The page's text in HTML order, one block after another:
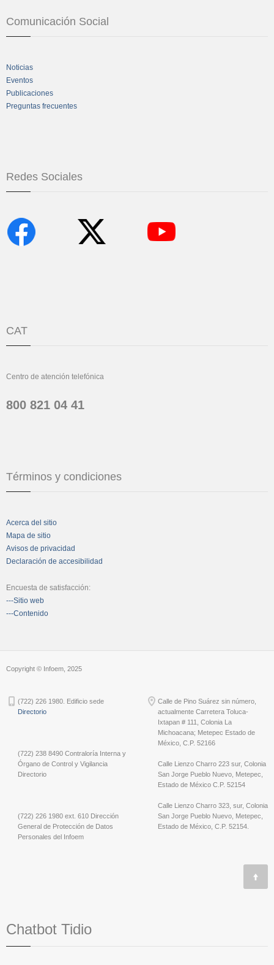
Comunicación Social
Noticias
Eventos
Publicaciones
Preguntas frecuentes
Redes Sociales
CAT
Centro de atención telefónica
800 821 04 41
Términos y condiciones
Acerca del sitio
Mapa de sitio
Avisos de privacidad
Declaración de accesibilidad
Encuesta de satisfacción:
---Sitio web
---Contenido
Copyright © Infoem, 2025
(722) 226 1980. Edificio sede
Directorio
(722) 238 8490 Contraloría Interna y
Órgano de Control y Vigilancia
Directorio
(722) 226 1980 ext. 610 Dirección
General de Protección de Datos
Personales del Infoem
Calle de Pino Suárez sin número,
actualmente Carretera Toluca-
Ixtapan # 111, Colonia La
Michoacana; Metepec Estado de
México, C.P. 52166
Calle Lienzo Charro 223 sur, Colonia
San Jorge Pueblo Nuevo, Metepec,
Estado de México C.P. 52154
Calle Lienzo Charro 323, sur, Colonia
San Jorge Pueblo Nuevo, Metepec,
Estado de México, C.P. 52154.
Chatbot Tidio